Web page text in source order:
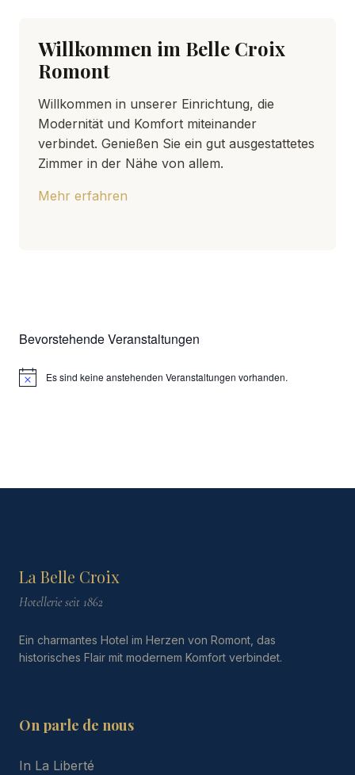
Willkommen im Belle Croix
Romont
Willkommen in unserer Einrichtung, die
Modernität und Komfort miteinander
verbindet. Genießen Sie ein gut ausgestattetes
Zimmer in der Nähe von allem.
Mehr erfahren
Bevorstehende Veranstaltungen
HinweisEs sind keine anstehenden Veranstaltungen vorhanden.
La Belle Croix
Hotellerie seit 1862
Ein charmantes Hotel im Herzen von Romont, das
historisches Flair mit modernem Komfort verbindet.
On parle de nous
In La Liberté